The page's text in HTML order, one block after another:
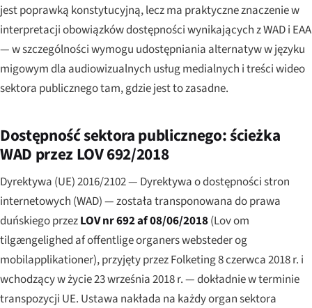
jest poprawką konstytucyjną, lecz ma praktyczne znaczenie w
interpretacji obowiązków dostępności wynikających z WAD i EAA
— w szczególności wymogu udostępniania alternatyw w języku
migowym dla audiowizualnych usług medialnych i treści wideo
sektora publicznego tam, gdzie jest to zasadne.
Dostępność sektora publicznego: ścieżka
WAD przez LOV 692/2018
Dyrektywa (UE) 2016/2102 — Dyrektywa o dostępności stron
internetowych (WAD) — została transponowana do prawa
duńskiego przezLOV nr 692 af 08/06/2018(Lov om
tilgængelighed af offentlige organers websteder og
mobilapplikationer), przyjęty przez Folketing 8 czerwca 2018 r. i
wchodzący w życie 23 września 2018 r. — dokładnie w terminie
transpozycji UE. Ustawa nakłada na każdy organ sektora